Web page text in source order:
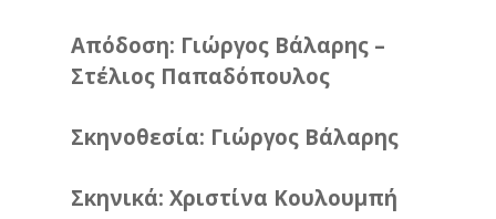
Απόδοση: Γιώργος Βάλαρης –
Στέλιος Παπαδόπουλος
Σκηνοθεσία: Γιώργος Βάλαρης
Σκηνικά: Χριστίνα Κουλουμπή